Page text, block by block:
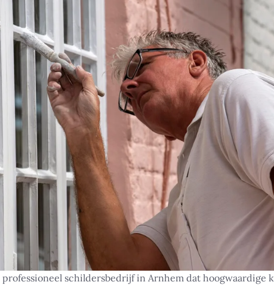
professioneel schildersbedrijf in Arnhem dat hoogwaardige